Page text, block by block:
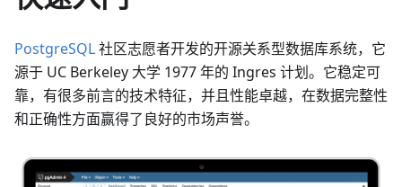
PostgreSQL社区志愿者开发的开源关系型数据库系统，它
源于 UC Berkeley 大学 1977 年的 Ingres 计划。它稳定可
靠，有很多前言的技术特征，并且性能卓越，在数据完整性
和正确性方面赢得了良好的市场声誉。